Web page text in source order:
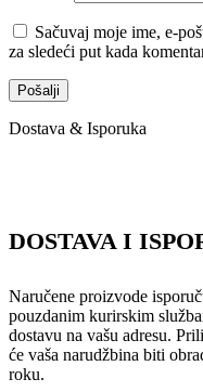
Sačuvaj moje ime, e-
za sledeći put kada
Dostava & Isporuka
DOSTAVA I
Naručene proizvode
pouzdanim kurirskim
dostavu na vašu adresu.
će vaša narudžbina biti
roku.